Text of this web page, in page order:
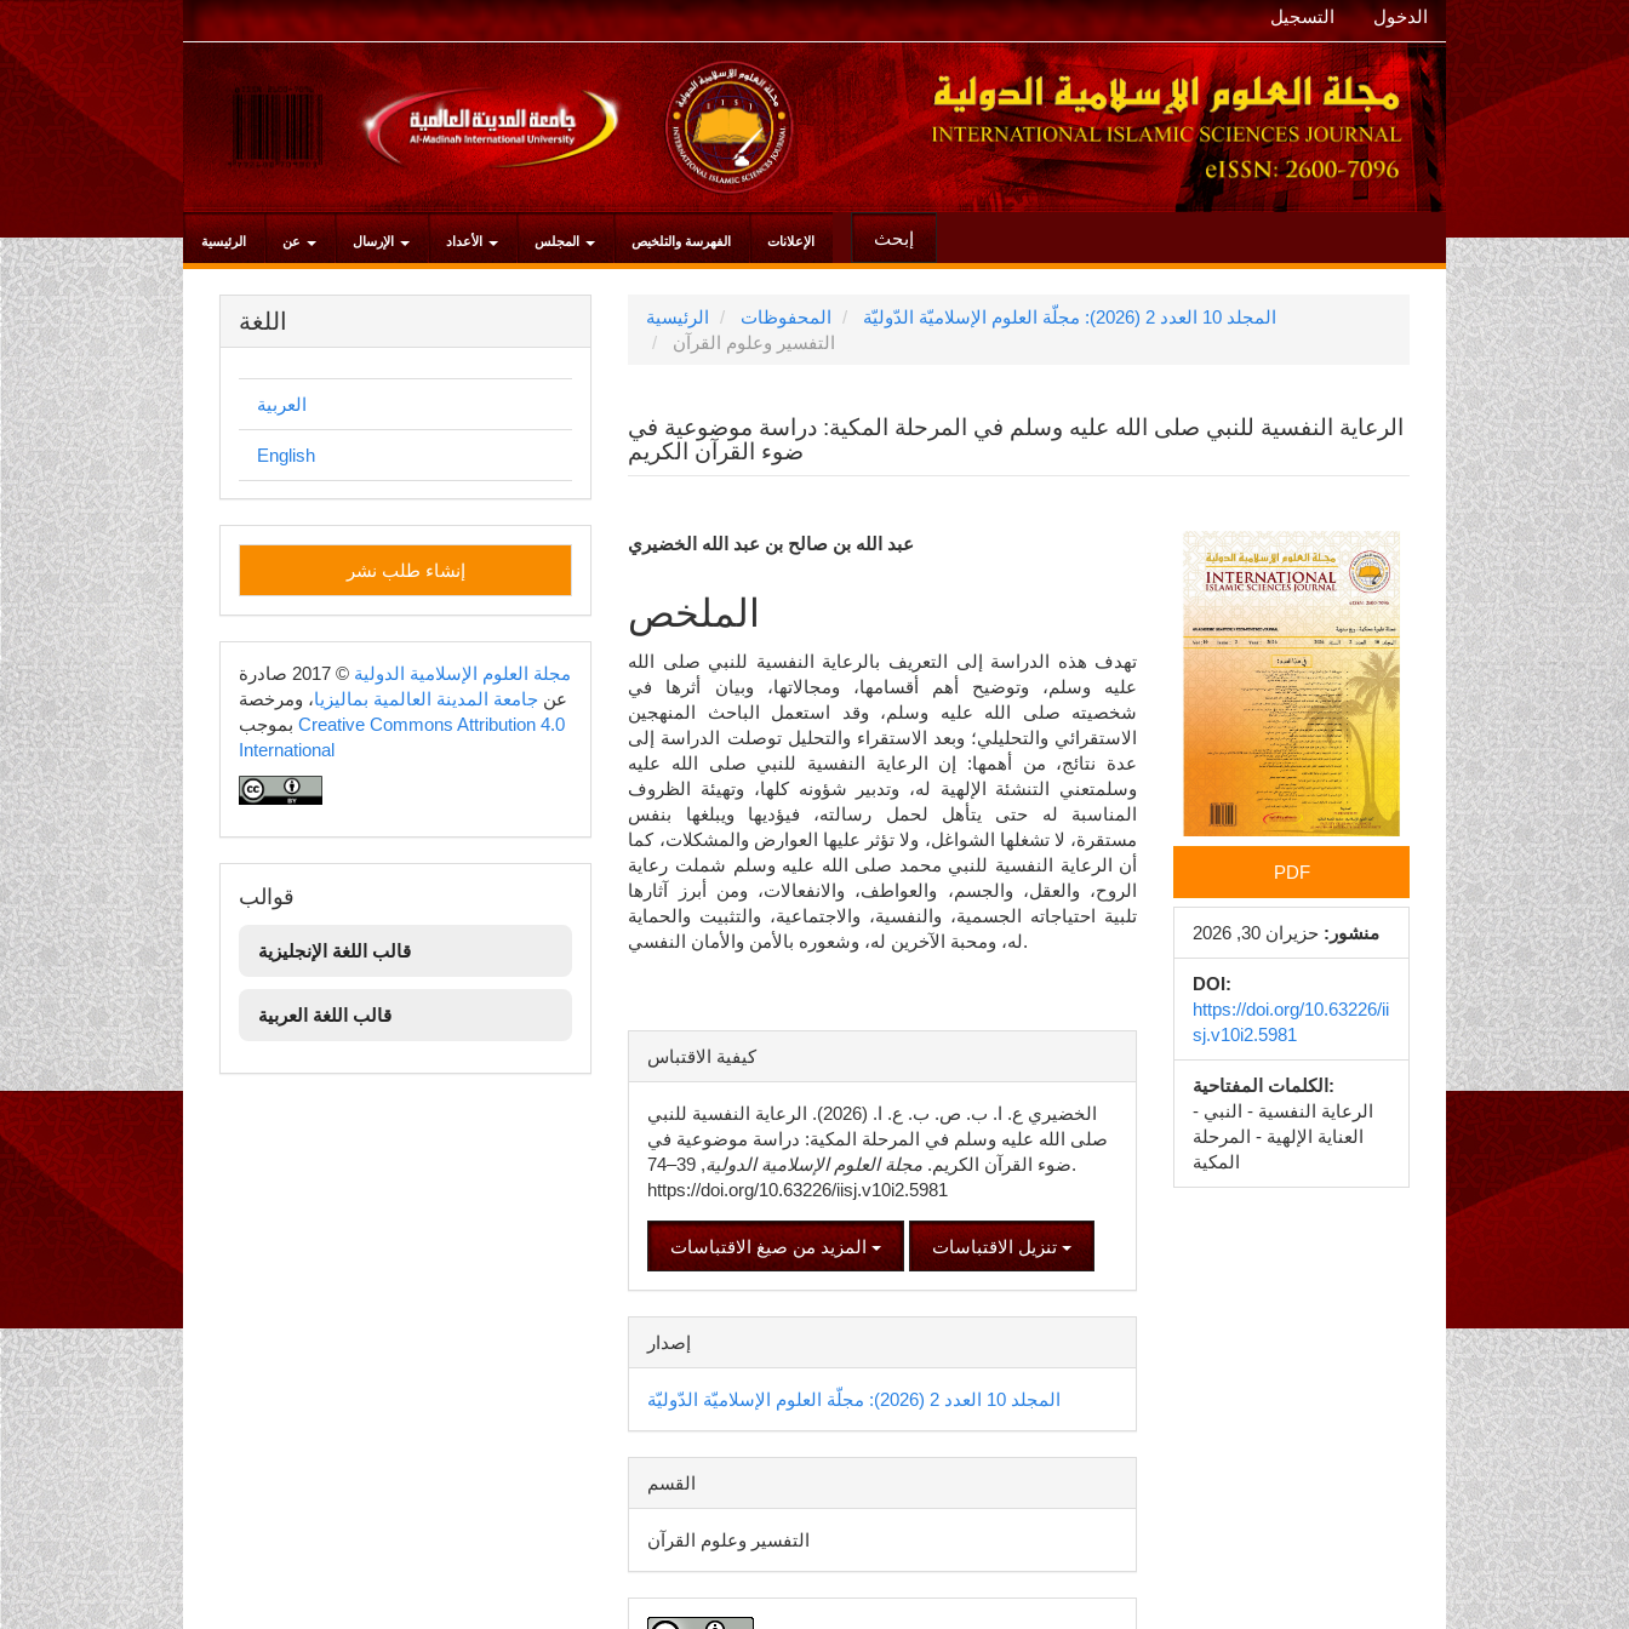
التنقل
الرئيسي
المحتوى
الرئيسي
الشريط
الجانبي
التسجيل الدخول
الرئيسية الأعداد الفهرسة والتلخيص الإعلانات إبحث
الرئيسية المحفوظات
المجلد 10 العدد 2 (2026): مجلّة العلوم الإسلاميّة الدّوليّة
التفسير وعلوم القرآن
الرعاية النفسية للنبي صلى الله عليه وسلم في المرحلة المكية: دراسة موضوعية في
ضوء القرآن الكريم
الشريط
الجانبي
للمقالة
PDF
منشور: حزيران 30, 2026
DOI:
https://doi.org/10.63226/ii
sj.v10i2.5981
الكلمات المفتاحية:
الرعاية النفسية - النبي -
العناية الإلهية - المرحلة
المكية
محتوى
المقالة
الرئيسي
عبد الله بن صالح بن عبد الله الخضيري
الملخص
تهدف هذه الدراسة إلى التعريف بالرعاية النفسية للنبي صلى الله
عليه وسلم، وتوضيح أهم أقسامها، ومجالاتها، وبيان أثرها في
شخصيته صلى الله عليه وسلم، وقد استعمل الباحث المنهجين
الاستقرائي والتحليلي؛ وبعد الاستقراء والتحليل توصلت الدراسة إلى
عدة نتائج، من أهمها: إن الرعاية النفسية للنبي صلى الله عليه
وسلمتعني التنشئة الإلهية له، وتدبير شؤونه كلها، وتهيئة الظروف
المناسبة له حتى يتأهل لحمل رسالته، فيؤديها ويبلغها بنفس
مستقرة، لا تشغلها الشواغل، ولا تؤثر عليها العوارض والمشكلات، كما
أن الرعاية النفسية للنبي محمد صلى الله عليه وسلم شملت رعاية
الروح، والعقل، والجسم، والعواطف، والانفعالات، ومن أبرز آثارها
تلبية احتياجاته الجسمية، والنفسية، والاجتماعية، والتثبيت والحماية
له، ومحبة الآخرين له، وشعوره بالأمن والأمان النفسي.
تفاصيل
المقالة
كيفية الاقتباس
الخضيري ع. ا. ب. ص. ب. ع. ا. (2026). الرعاية النفسية للنبي
صلى الله عليه وسلم في المرحلة المكية: دراسة موضوعية في
ضوء القرآن الكريم. مجلة العلوم الإسلامية الدولية
, 39–74.
https://doi.org/10.63226/iisj.v10i2.5981
المزيد من صيغ الاقتباسات تنزيل الاقتباسات
إصدار
المجلد 10 العدد 2 (2026): مجلّة العلوم الإسلاميّة الدّوليّة
القسم
التفسير وعلوم القرآن
اللغة
العربية
English
إنشاء
طلب
نشر
إنشاء طلب نشر
copyright مجلة العلوم الإسلامية الدولية
© 2017 صادرة
عن جامعة المدينة العالمية بماليزيا، ومرخصة
بموجبCreative Commons Attribution 4.0
International
قوالب
قوالب
قالب اللغة الإنجليزية
قالب اللغة العربية